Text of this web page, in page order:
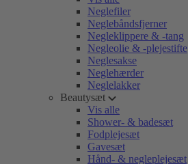
Neglefiler
Neglebåndsfjerner
Negleklippere & -tang
Negleolie & -plejestifte
Neglesakse
Neglehærder
Neglelakker
Beautysæt
Vis alle
Shower- & badesæt
Fodplejesæt
Gavesæt
Hånd- & negleplejesæt